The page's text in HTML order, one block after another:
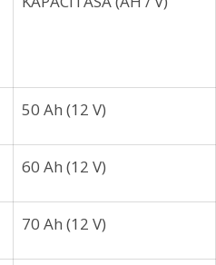
50 Ah (12 V)
60 Ah (12 V)
70 Ah (12 V)